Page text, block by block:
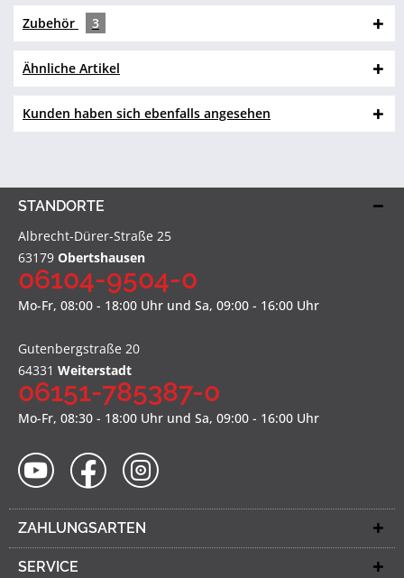
Zubehör 3
Ähnliche Artikel
Kunden haben sich ebenfalls angesehen
STANDORTE
Albrecht-Dürer-Straße 25
63179 Obertshausen
06104-9504-0
Mo-Fr, 08:00 - 18:00 Uhr und Sa, 09:00 - 16:00 Uhr
Gutenbergstraße 20
64331 Weiterstadt
06151-785387-0
Mo-Fr, 08:30 - 18:00 Uhr und Sa, 09:00 - 16:00 Uhr
ZAHLUNGSARTEN
SERVICE